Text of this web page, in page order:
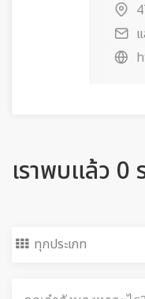
เราพบแล้ว 0
ทุกประเภท